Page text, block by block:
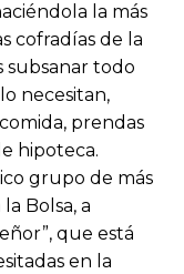
la más
cofradías de la
subsanar todo
necesitan,
prendas
hipoteca.
grupo de más
Bolsa, a
que está
en la